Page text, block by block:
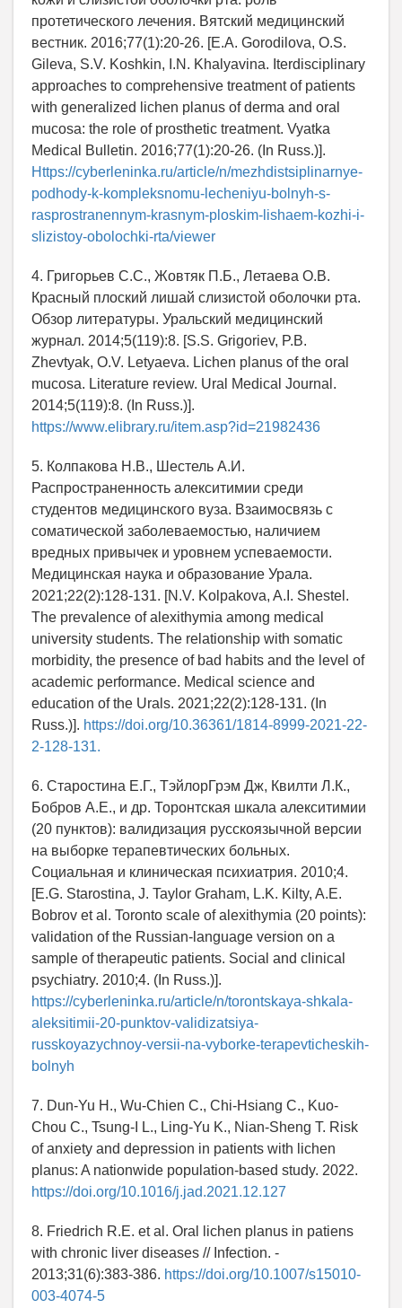
протетического лечения. Вятский медицинский
вестник. 2016;77(1):20-26. [E.A. Gorodilova, O.S.
Gileva, S.V. Koshkin, I.N. Khalyavina. Iterdisciplinary
approaches to comprehensive treatment of patients
with generalized lichen planus of derma and oral
mucosa: the role of prosthetic treatment. Vyatka
Medical Bulletin. 2016;77(1):20-26. (In Russ.)].
Https://cyberleninka.ru/article/n/mezhdistsiplinarnye-
podhody-k-kompleksnomu-lecheniyu-bolnyh-s-
rasprostranennym-krasnym-ploskim-lishaem-kozhi-i-
slizistoy-obolochki-rta/viewer
4. Григорьев С.С., Жовтяк П.Б., Летаева О.В.
Красный плоский лишай слизистой оболочки рта.
Обзор литературы. Уральский медицинский
журнал. 2014;5(119):8. [S.S. Grigoriev, P.B.
Zhevtyak, O.V. Letyaeva. Lichen planus of the oral
mucosa. Literature review. Ural Medical Journal.
2014;5(119):8. (In Russ.)].
https://www.elibrary.ru/item.asp?id=21982436
5. Колпакова Н.В., Шестель А.И.
Распространенность алекситимии среди
студентов медицинского вуза. Взаимосвязь с
соматической заболеваемостью, наличием
вредных привычек и уровнем успеваемости.
Медицинская наука и образование Урала.
2021;22(2):128-131. [N.V. Kolpakova, A.I. Shestel.
The prevalence of alexithymia among medical
university students. The relationship with somatic
morbidity, the presence of bad habits and the level of
academic performance. Medical science and
education of the Urals. 2021;22(2):128-131. (In
Russ.)]. https://doi.org/10.36361/1814-8999-2021-22-
2-128-131.
6. Старостина Е.Г., ТэйлорГрэм Дж, Квилти Л.К.,
Бобров А.Е., и др. Торонтская шкала алекситимии
(20 пунктов): валидизация русскоязычной версии
на выборке терапевтических больных.
Социальная и клиническая психиатрия. 2010;4.
[E.G. Starostina, J. Taylor Graham, L.K. Kilty, A.E.
Bobrov et al. Toronto scale of alexithymia (20 points):
validation of the Russian-language version on a
sample of therapeutic patients. Social and clinical
psychiatry. 2010;4. (In Russ.)].
https://cyberleninka.ru/article/n/torontskaya-shkala-
aleksitimii-20-punktov-validizatsiya-
russkoyazychnoy-versii-na-vyborke-terapevticheskih-
bolnyh
7. Dun-Yu H., Wu-Chien C., Chi-Hsiang C., Kuo-
Chou C., Tsung-I L., Ling-Yu K., Nian-Sheng T. Risk
of anxiety and depression in patients with lichen
planus: A nationwide population-based study. 2022.
https://doi.org/10.1016/j.jad.2021.12.127
8. Friedrich R.E. et al. Oral lichen planus in patiens
with chronic liver diseases // Infection. -
2013;31(6):383-386. https://doi.org/10.1007/s15010-
003-4074-5